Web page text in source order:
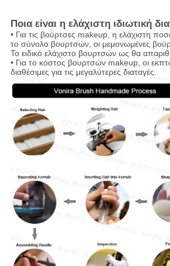
Ποια είναι η ελάχιστη ιδιωτική
• Για τις βούρτσες makeup, η ελάχιστη
το σύνολο βουρτσών, οι μεμονωμένες
Το ειδικό ελάχιστο βουρτσών ως θα
• Για το κόστος βουρτσών makeup, οι
διαθέσιμες για τις μεγαλύτερες διαταγές.